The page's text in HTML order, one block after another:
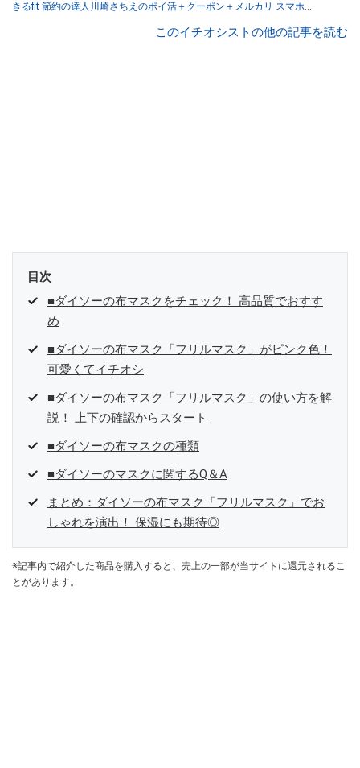
きるfit 節約の達人川崎さちえのポイ活＋クーポン＋メルカリ スマホで
スマホ1つでスキマ時間に効率的に稼ぐ！』（翔泳社刊） ほか著書多
このイチオシストの他の記事を読む
目次
■ダイソーの布マスクをチェック！ 高品質でおすす
め
■ダイソーの布マスク「フリルマスク」がピンク色！
可愛くてイチオシ
■ダイソーの布マスク「フリルマスク」の使い方を解
説！ 上下の確認からスタート
■ダイソーの布マスクの種類
■ダイソーのマスクに関するQ＆A
まとめ：ダイソーの布マスク「フリルマスク」でお
しゃれを演出！ 保湿にも期待◎
※記事内で紹介した商品を購入すると、売上の一部が当サイトに還元されるこ
とがあります。